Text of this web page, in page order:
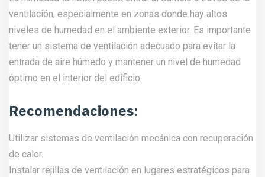
ventilación, especialmente en zonas donde hay altos
niveles de humedad en el ambiente exterior. Es importante
tener un sistema de ventilación adecuado para evitar la
entrada de aire húmedo y mantener un nivel de humedad
óptimo en el interior del edificio.
Recomendaciones:
Utilizar sistemas de ventilación mecánica con recuperación
de calor.
Instalar rejillas de ventilación en lugares estratégicos para